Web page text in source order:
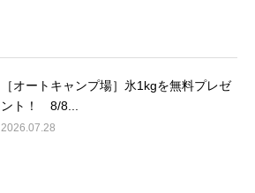
［オートキャンプ場］氷1kgを無料プレゼ
ント！ 8/8...
2026.07.28